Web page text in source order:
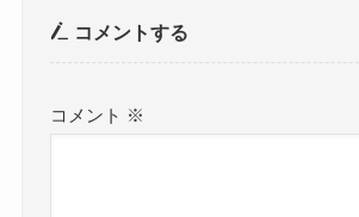
コメントする
コメント ※